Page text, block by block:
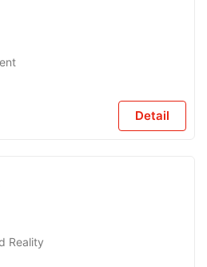
Detail
Reality